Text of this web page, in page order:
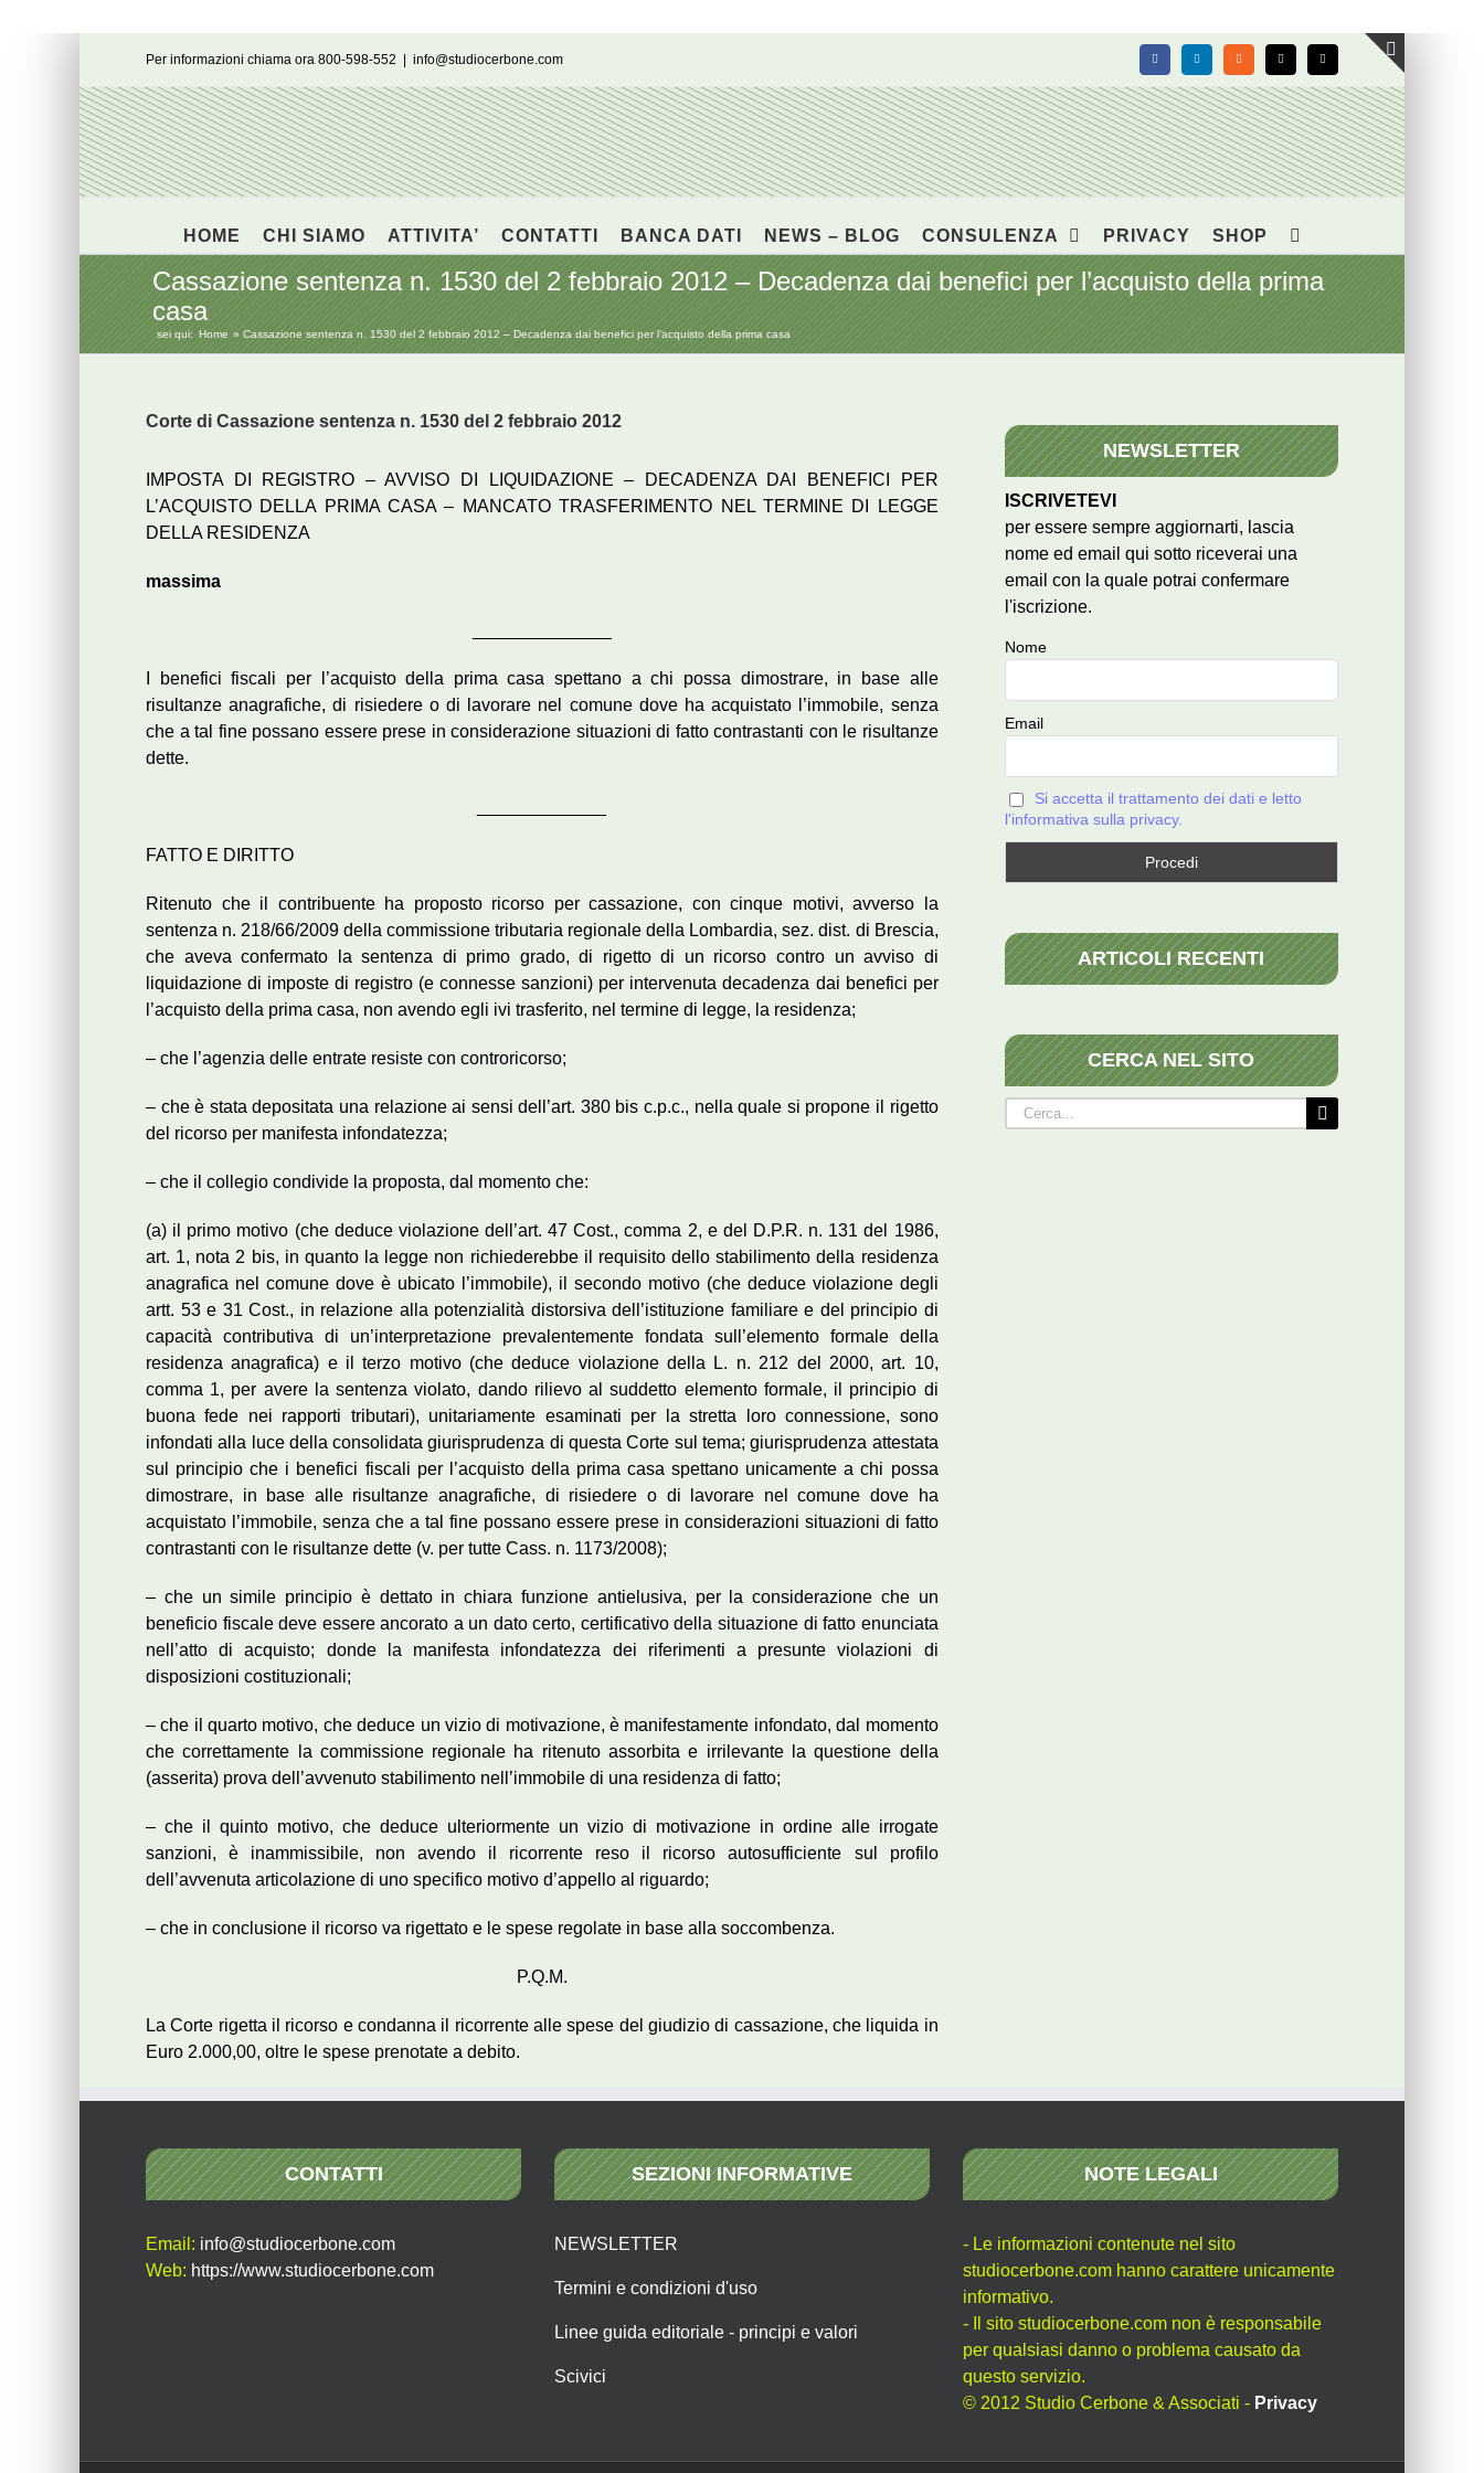
Per informazioni chiama ora 800-598-552 info@studiocerbone.com FacebookLinkedIn Rss X Email
HOME CHI SIAMO ATTIVITA’ CONTATTI BANCA DATI NEWS – BLOG CONSULENZA PRIVACY SHOP
Cassazione sentenza n. 1530 del 2 febbraio 2012 – Decadenza dai benefici per l’acquisto della prima
casa
sei qui: Home Cassazione sentenza n. 1530 del 2 febbraio 2012 – Decadenza dai benefici per l’acquisto della prima casa
Corte di Cassazione sentenza n. 1530 del 2 febbraio 2012
IMPOSTA DI REGISTRO – AVVISO DI LIQUIDAZIONE – DECADENZA DAI BENEFICI PER
L’ACQUISTO DELLA PRIMA CASA – MANCATO TRASFERIMENTO NEL TERMINE DI LEGGE
DELLA RESIDENZA
massima
I benefici fiscali per l’acquisto della prima casa spettano a chi possa dimostrare, in base alle
risultanze anagrafiche, di risiedere o di lavorare nel comune dove ha acquistato l’immobile, senza
che a tal fine possano essere prese in considerazione situazioni di fatto contrastanti con le risultanze
dette.
FATTO E DIRITTO
Ritenuto che il contribuente ha proposto ricorso per cassazione, con cinque motivi, avverso la
sentenza n. 218/66/2009 della commissione tributaria regionale della Lombardia, sez. dist. di Brescia,
che aveva confermato la sentenza di primo grado, di rigetto di un ricorso contro un avviso di
liquidazione di imposte di registro (e connesse sanzioni) per intervenuta decadenza dai benefici per
l’acquisto della prima casa, non avendo egli ivi trasferito, nel termine di legge, la residenza;
– che l’agenzia delle entrate resiste con controricorso;
– che è stata depositata una relazione ai sensi dell’art. 380 bis c.p.c., nella quale si propone il rigetto
del ricorso per manifesta infondatezza;
– che il collegio condivide la proposta, dal momento che:
(a) il primo motivo (che deduce violazione dell’art. 47 Cost., comma 2, e del D.P.R. n. 131 del 1986,
art. 1, nota 2 bis, in quanto la legge non richiederebbe il requisito dello stabilimento della residenza
anagrafica nel comune dove è ubicato l’immobile), il secondo motivo (che deduce violazione degli
artt. 53 e 31 Cost., in relazione alla potenzialità distorsiva dell’istituzione familiare e del principio di
capacità contributiva di un’interpretazione prevalentemente fondata sull’elemento formale della
residenza anagrafica) e il terzo motivo (che deduce violazione della L. n. 212 del 2000, art. 10,
comma 1, per avere la sentenza violato, dando rilievo al suddetto elemento formale, il principio di
buona fede nei rapporti tributari), unitariamente esaminati per la stretta loro connessione, sono
infondati alla luce della consolidata giurisprudenza di questa Corte sul tema; giurisprudenza attestata
sul principio che i benefici fiscali per l’acquisto della prima casa spettano unicamente a chi possa
dimostrare, in base alle risultanze anagrafiche, di risiedere o di lavorare nel comune dove ha
acquistato l’immobile, senza che a tal fine possano essere prese in considerazioni situazioni di fatto
contrastanti con le risultanze dette (v. per tutte Cass. n. 1173/2008);
– che un simile principio è dettato in chiara funzione antielusiva, per la considerazione che un
beneficio fiscale deve essere ancorato a un dato certo, certificativo della situazione di fatto enunciata
nell’atto di acquisto; donde la manifesta infondatezza dei riferimenti a presunte violazioni di
disposizioni costituzionali;
– che il quarto motivo, che deduce un vizio di motivazione, è manifestamente infondato, dal momento
che correttamente la commissione regionale ha ritenuto assorbita e irrilevante la questione della
(asserita) prova dell’avvenuto stabilimento nell’immobile di una residenza di fatto;
– che il quinto motivo, che deduce ulteriormente un vizio di motivazione in ordine alle irrogate
sanzioni, è inammissibile, non avendo il ricorrente reso il ricorso autosufficiente sul profilo
dell’avvenuta articolazione di uno specifico motivo d’appello al riguardo;
– che in conclusione il ricorso va rigettato e le spese regolate in base alla soccombenza.
P.Q.M.
La Corte rigetta il ricorso e condanna il ricorrente alle spese del giudizio di cassazione, che liquida in
Euro 2.000,00, oltre le spese prenotate a debito.
NEWSLETTER
ISCRIVETEVI
per essere sempre aggiornarti, lascia
nome ed email qui sotto riceverai una
email con la quale potrai confermare
l'iscrizione.
Nome
Email
Si accetta il trattamento dei dati e letto
l'informativa sulla privacy.
ARTICOLI RECENTI
CERCA NEL SITO
Cerca
per:
CONTATTI
Email: info@studiocerbone.com
Web: https://www.studiocerbone.com
SEZIONI INFORMATIVE
NEWSLETTER
Termini e condizioni d'uso
Linee guida editoriale - principi e valori
Scivici
NOTE LEGALI
- Le informazioni contenute nel sito
studiocerbone.com hanno carattere unicamente
informativo.
- Il sito studiocerbone.com non è responsabile
per qualsiasi danno o problema causato da
questo servizio.
© 2012 Studio Cerbone & Associati - Privacy
Toggle
area
barra
scorrevole